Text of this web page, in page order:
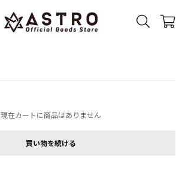
現在カートに商品はありません
買い物を続ける